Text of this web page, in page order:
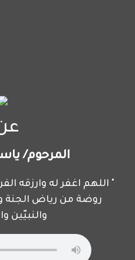
المرحوم/
" اللهم اغفر له وارزقه
روضة من رياض الجنة
والنبيّين